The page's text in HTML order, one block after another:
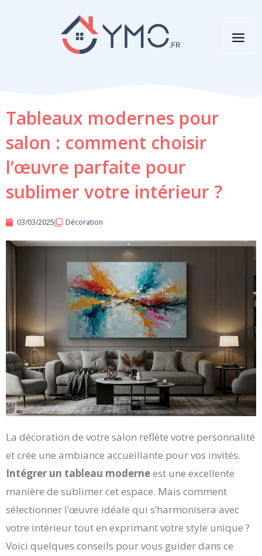
Tableaux modernes pour
salon : comment choisir
l’œuvre parfaite pour
sublimer votre intérieur ?
03/03/2025 Décoration
La décoration de votre salon reflète votre personnalité
et crée une ambiance accueillante pour vos invités.
Intégrer un tableau moderneest une excellente
manière de sublimer cet espace. Mais comment
sélectionner l’œuvre idéale qui s’harmonisera avec
votre intérieur tout en exprimant votre style unique ?
Voici quelques conseils pour vous guider dans ce